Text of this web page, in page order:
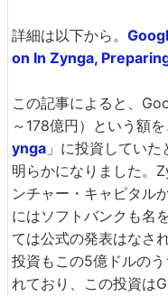
詳細は以下から。
on In Zynga,
この記事によると、
～178億円）という額
ynga 」に投資してい
明らかになりました。
ンチャー・キャピタル
にはソフトバンクも名
ては公式の発表はなさ
投資もこの5億ドルの
れており、この投資は